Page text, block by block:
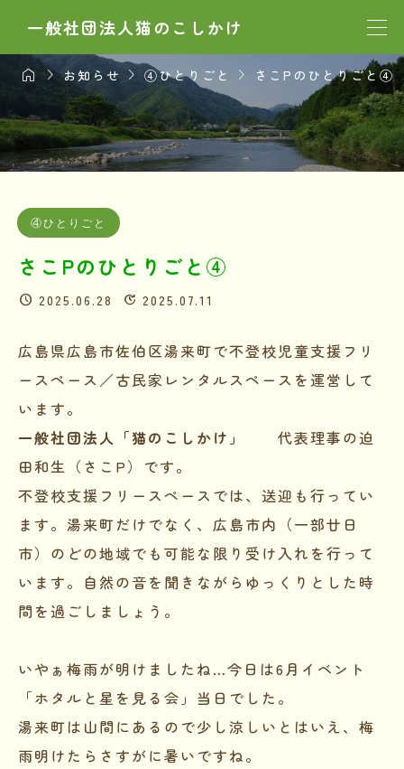
一般社団法人猫のこしかけ
 お知らせ ④ひとりごと  さこPのひとりごと④
④ひとりごと
さこPのひとりごと④
2025.06.28 2025.07.11
広島県広島市佐伯区湯来町で不登校児童支援フリ
ースペース／古民家レンタルスペースを運営して
います。
一般社団法人「猫のこしかけ」
代表理事の迫
田和生（さこP）です。
不登校支援フリースペースでは、送迎も行ってい
ます。湯来町だけでなく、広島市内（一部廿日
市）のどの地域でも可能な限り受け入れを行って
います。自然の音を聞きながらゆっくりとした時
間を過ごしましょう。
いやぁ梅雨が明けましたね…今日は6月イベント
「ホタルと星を見る会」当日でした。
湯来町は山間にあるので少し涼しいとはいえ、梅
雨明けたらさすがに暑いですね。